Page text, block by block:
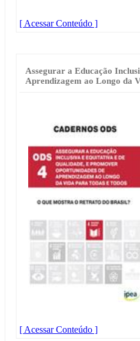
[ Acessar Conteúdo ]
Assegurar a Educação
Aprendizagem ao Longo da
[ Acessar Conteúdo ]